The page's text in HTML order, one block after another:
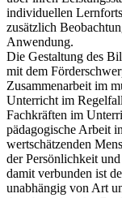
individuellen
zusätzlich
Anwendung.
Die Gestaltung des
mit dem
Zusammenarbeit im
Unterricht im
Fachkräften im
pädagogische Arbeit
wertschätzenden
der Persönlichkeit
damit verbunden ist
unabhängig von Art